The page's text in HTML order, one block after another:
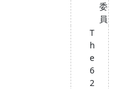
委
員
T
h
e
6
2